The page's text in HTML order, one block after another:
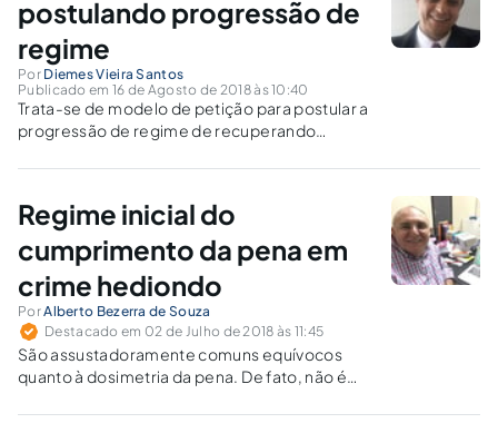
postulando progressão de
regime
Por Diemes Vieira Santos
Publicado em 16 de Agosto de 2018 às 10:40
Trata-se de modelo de petição para postular a
progressão de regime de recuperando
Regime inicial do
cumprimento da pena em
crime hediondo
PorAlberto Bezerra de Souza
Destacado em 02 de Julho de 2018 às 11:45
São assustadoramente comuns equívocos
quanto à dosimetria da pena. De fato, não é
fixação da pena-base e do regime inicial do